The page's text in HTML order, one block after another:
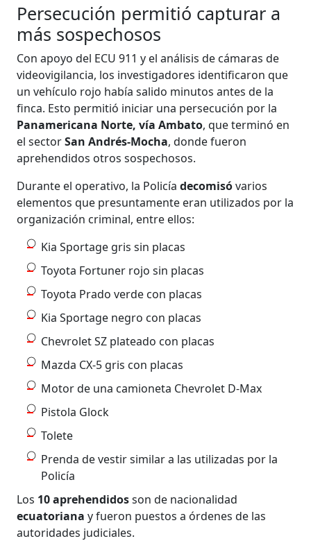
Persecución permitió capturar a
más sospechosos
Con apoyo del ECU 911 y el análisis de cámaras de
videovigilancia, los investigadores identificaron que
un vehículo rojo había salido minutos antes de la
finca. Esto permitió iniciar una persecución por la
Panamericana Norte, vía Ambato, que terminó en
el sectorSan Andrés-Mocha, donde fueron
aprehendidos otros sospechosos.
Durante el operativo, la Policíadecomisóvarios
elementos que presuntamente eran utilizados por la
organización criminal, entre ellos:
Kia Sportage gris sin placas
Toyota Fortuner rojo sin placas
Toyota Prado verde con placas
Kia Sportage negro con placas
Chevrolet SZ plateado con placas
Mazda CX-5 gris con placas
Motor de una camioneta Chevrolet D-Max
Pistola Glock
Tolete
Prenda de vestir similar a las utilizadas por la
Policía
Los 10aprehendidosson de nacionalidad
ecuatoriana y fueron puestos a órdenes de las
autoridades judiciales.